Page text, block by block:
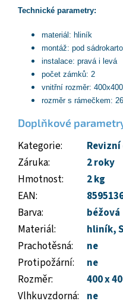
Technické parametry:
materiál: hliník
montáž: pod
instalace: pravá i levá
počet zámků: 2
vnitřní rozměr: 400x400
rozměr s rámečkem:
Doplňkové
Kategorie:
Záruka:
2 roky
Hmotnost:
2 kg
EAN:
Barva:
béžová
Materiál: hliník,
Prachotěsná:
ne
Protipožární:
ne
Rozměr:
400 x
Vlhkuvzdorná:
ne